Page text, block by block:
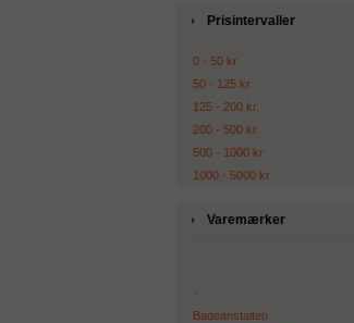
Prisintervaller
0 - 50 kr.
50 - 125 kr.
125 - 200 kr.
200 - 500 kr.
500 - 1000 kr.
1000 - 5000 kr.
Varemærker
-
Badeanstalten